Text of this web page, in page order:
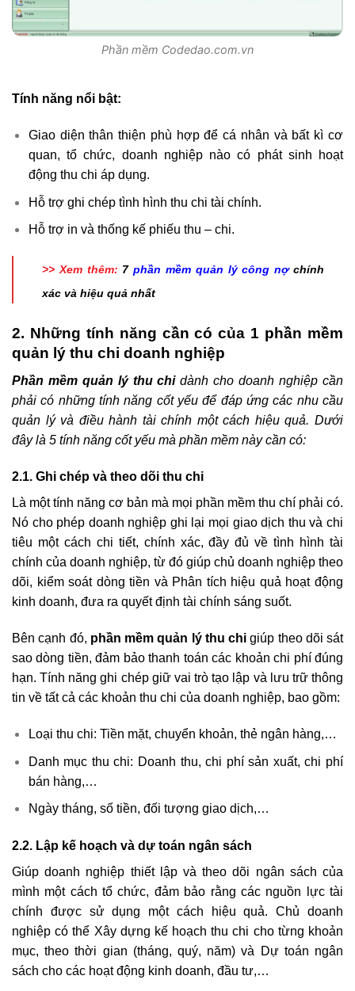
Phần mềm Codedao.com.vn
Tính năng nổi bật:
Giao diện thân thiện phù hợp để cá nhân và bất kì cơ
quan, tổ chức, doanh nghiệp nào có phát sinh hoạt
động thu chi áp dụng.
Hỗ trợ ghi chép tình hình thu chi tài chính.
Hỗ trợ in và thống kế phiếu thu – chi.
>> Xem thêm: 7 phần mềm quản lý công nợchính
xác và hiệu quả nhất
2. Những tính năng cần có của 1 phần mềm
quản lý thu chi doanh nghiệp
Phần mềm quản lý thu chidành cho doanh nghiệp cần
phải có những tính năng cốt yếu để đáp ứng các nhu cầu
quản lý và điều hành tài chính một cách hiệu quả. Dưới
đây là 5 tính năng cốt yếu mà phần mềm này cần có:
2.1. Ghi chép và theo dõi thu chi
Là một tính năng cơ bản mà mọi phần mềm thu chí phải có.
Nó cho phép doanh nghiệp ghi lại mọi giao dịch thu và chi
tiêu một cách chi tiết, chính xác, đầy đủ về tình hình tài
chính của doanh nghiệp, từ đó giúp chủ doanh nghiệp theo
dõi, kiểm soát dòng tiền và Phân tích hiệu quả hoạt động
kinh doanh, đưa ra quyết định tài chính sáng suốt.
Bên cạnh đó, phần mềm quản lý thu chi giúp theo dõi sát
sao dòng tiền, đảm bảo thanh toán các khoản chi phí đúng
hạn. Tính năng ghi chép giữ vai trò tạo lập và lưu trữ thông
tin về tất cả các khoản thu chi của doanh nghiệp, bao gồm:
Loại thu chi: Tiền mặt, chuyển khoản, thẻ ngân hàng,…
Danh mục thu chi: Doanh thu, chi phí sản xuất, chi phí
bán hàng,…
Ngày tháng, số tiền, đối tượng giao dịch,…
2.2. Lập kế hoạch và dự toán ngân sách
Giúp doanh nghiệp thiết lập và theo dõi ngân sách của
mình một cách tổ chức, đảm bảo rằng các nguồn lực tài
chính được sử dụng một cách hiệu quả. Chủ doanh
nghiệp có thể Xây dựng kế hoạch thu chi cho từng khoản
mục, theo thời gian (tháng, quý, năm) và Dự toán ngân
sách cho các hoạt động kinh doanh, đầu tư,…